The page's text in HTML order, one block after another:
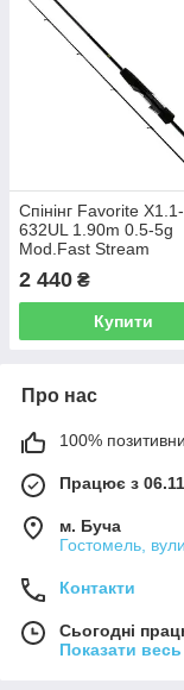
Спінінг Favorite X1.1-
632UL 1.90m 0.5-5g
Mod.Fast Stream
2 440 ₴
Купити
Про нас
100%
Працює з
м. Буча
Гостомель,
Контакти
Сьогодні
Показати